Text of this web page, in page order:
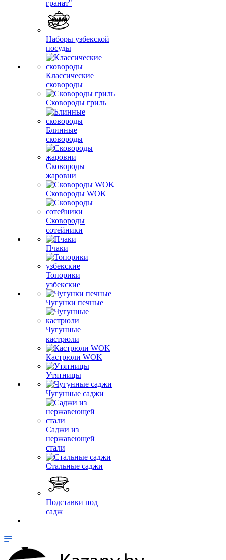
гранат"
Наборы узбекской
посуды
Классические
сковороды
Сковороды гриль
Блинные
сковороды
Сковороды
жаровни
Сковороды WOK
Сковороды
сотейники
Пчаки
Топорики
узбекские
Чугунки печные
Чугунные
кастрюли
Кастрюли WOK
Утятницы
Чугунные саджи
Саджи из
нержавеющей
стали
Стальные саджи
Подставки под
садж